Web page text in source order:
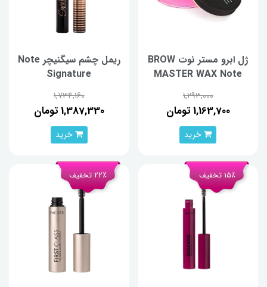
ژل ابرو مستر نوت BROW
MASTER WAX Note
1,293,000
1,163,700 تومان
خرید
ریمل چشم سیگنیچر Note
Signature
1,734,160
1,387,330 تومان
خرید
15٪ تخفیف 22٪ تخفیف